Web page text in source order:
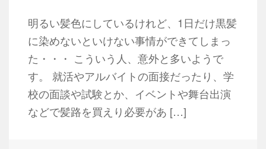
明るい髪色にしているけれど、1日だけ黒髪
に染めないといけない事情ができてしまっ
た・・・ こういう人、意外と多いようで
す。 就活やアルバイトの面接だったり、学
校の面談や試験とか、イベントや舞台出演
などで髪路を買えり必要があ […]